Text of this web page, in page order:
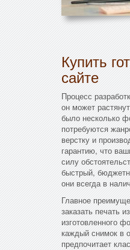
Купить
сайте
Процесс
он может
было несколько
потребуются
верстку и
гарантию, что
силу
быстрый,
они всегда в
Главное
заказать печать
изготовленного
каждый снимок в
предпочитает